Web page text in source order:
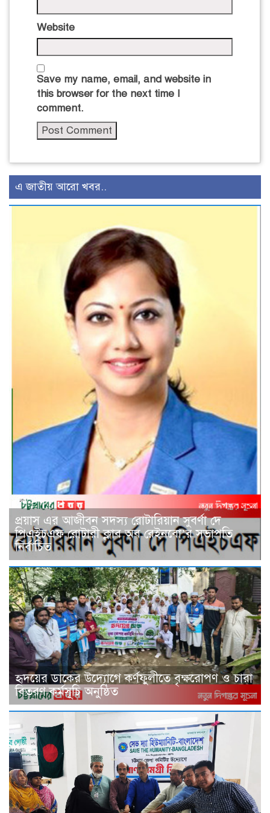
Website
Save my name, email, and website in
this browser for the next time I
comment.
এ জাতীয় আরো খবর..
প্রয়াস এর আজীবন সদস্য রোটারিয়ান সুবর্ণা দে
পিএইচএফ রোটারী ক্লাব অব রেইনবো’র সভাপতি
নির্বাচিত
হৃদয়ের ডাকের উদ্যোগে কর্ণফুলীতে বৃক্ষরোপণ ও চারা
বিতরণ কর্মসূচি অনুষ্ঠিত